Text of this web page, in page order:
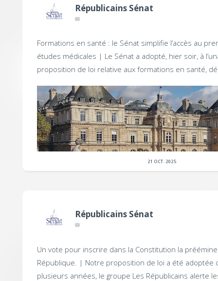
Républicains Sénat
Formations en santé : le Sénat simplifie l’accès au
études médicales | Le Sénat a adopté, hier soir, à
proposition de loi relative aux formations en santé,
21 OCT. 2025
Républicains Sénat
Un vote pour inscrire dans la Constitution la
République. | Notre proposition de loi a été adoptée
plusieurs années, le groupe Les Républicains alerte